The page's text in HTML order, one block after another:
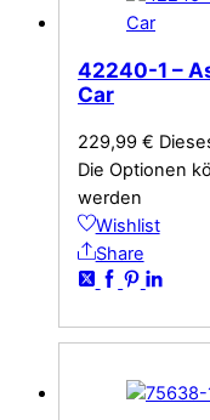
42240-1 –
Car
229,99 €
Die Optionen
werden
Wishlist
Share